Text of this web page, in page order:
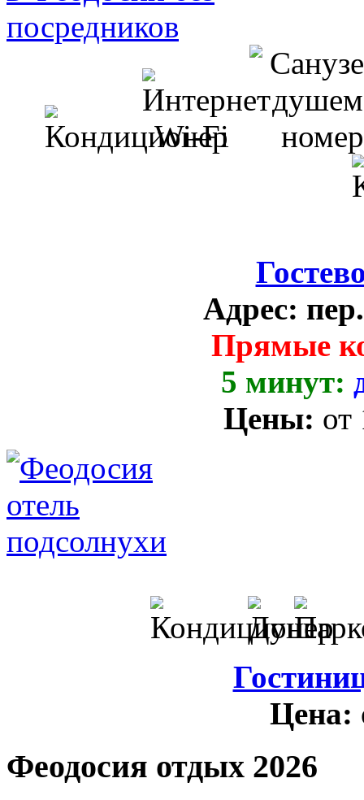
Адрес:
Прямые
5 минут:
Цены: от
Цена:
Феодосия отдых 2026